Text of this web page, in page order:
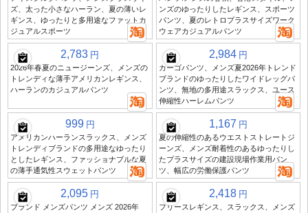
ズ、太った小さなハーラン、夏の薄いレ
ギンス、ゆったりと多用途なファットカ
ジュアルスポーツ
ンズのゆったりしたレギンス、スポーツ
パンツ、夏のレトロプラスサイズワーク
ウェアカジュアルパンツ
2,783 円
2026年春夏のニュージーンズ、メンズの
トレンディな薄手アメリカンレギンス、
ハーランのカジュアルパンツ
2,984 円
カーゴパンツ、メンズ夏2026年トレンド
ブランドのゆったりしたワイドレッグパ
ンツ、無地の多用途スラックス、ユース
伸縮性ハーレムパンツ
999 円
アメリカンハーランスラックス、メンズ
トレンディブランドの多用途なゆったり
としたレギンス、ファッショナブルな夏
の薄手通気性スウェットパンツ
1,167 円
夏の伸縮性のあるウエストストレートジ
ーンズ、メンズ耐着性のあるゆったりし
たプラスサイズの建設現場作業用パン
ツ、幅広の労働保護パンツ
2,095 円
ブランド メンズパンツ メンズ 2026年
2,418 円
フリースレギンス、スラックス、メンズ